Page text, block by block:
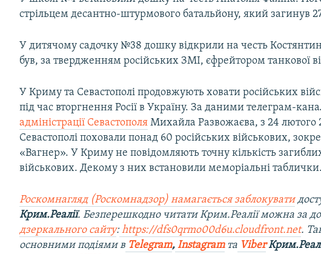
стрільцем десантно-штурмового батальйону, який загинув
У дитячому садочку №38 дошку відкрили на честь
був, за твердженням російських ЗМІ, єфрейтором танкової
У Криму та Севастополі продовжують ховати російських
під час вторгнення Росії в Україну. За даними телеграм-
адміністрації Севастополя Михайла Развожаєва, з 24 лютого
Севастополі поховали понад 60 російських військових,
«Вагнер». У Криму не повідомляють точну кількість
військових. Декому з них встановили меморіальні таблички.
Роскомнагляд (Роскомнадзор) намагається заблокувати
Крим.Реалії. Безперешкодно читати Крим.Реалії можна за
дзеркального сайту:https://dfs0qrmo00d6u.cloudfront.net.
основними подіями в Telegram, Instagramта Viber